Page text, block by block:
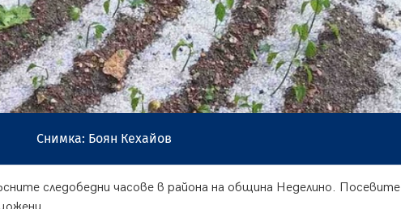
Снимка: Боян Кехайов
следобедни часове в района на община Неделино.